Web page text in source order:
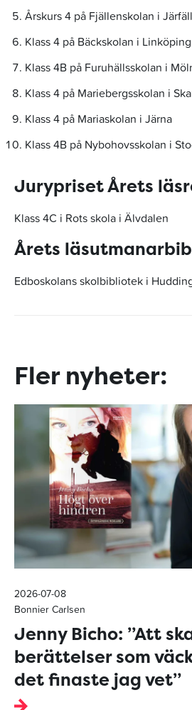
Årskurs 4 på Fjällenskolan i
Klass 4 på Bäckskolan i Linköping
Klass 4B på Furuhällsskolan i
Klass 4 på Mariebergsskolan i
Klass 4 på Mariaskolan i Järna
Klass 4B på Nybohovsskolan i
Jurypriset Årets
Klass 4C i Rots skola i Älvdalen
Årets
Edboskolans skolbibliotek i
Fler nyheter:
2026-07-08
Bonnier Carlsen
Jenny Bicho: ”Att
berättelser som
det finaste jag vet”